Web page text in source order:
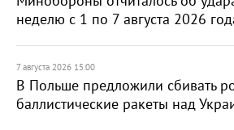
неделю с 1 по 7 августа 2026
7 августа 2026 15:00
В Польше предложили сбивать
баллистические ракеты над